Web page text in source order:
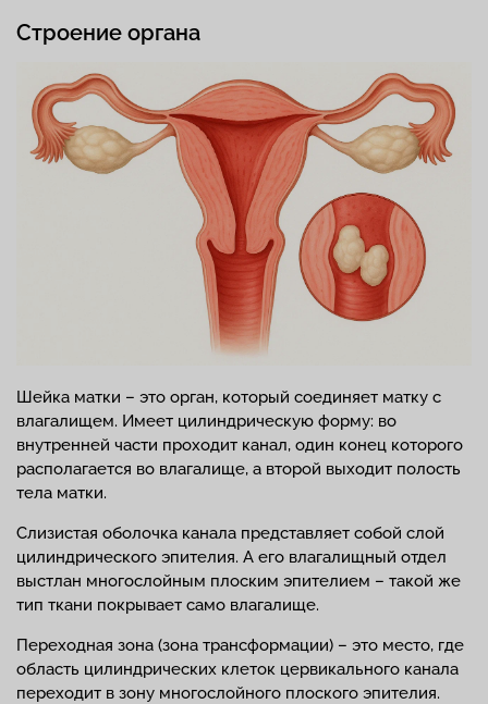
Строение органа
Шейка матки – это орган, который соединяет матку с
влагалищем. Имеет цилиндрическую форму: во
внутренней части проходит канал, один конец которого
располагается во влагалище, а второй выходит полость
тела матки.
Слизистая оболочка канала представляет собой слой
цилиндрического эпителия. А его влагалищный отдел
выстлан многослойным плоским эпителием – такой же
тип ткани покрывает само влагалище.
Переходная зона (зона трансформации) – это место, где
область цилиндрических клеток цервикального канала
переходит в зону многослойного плоского эпителия.